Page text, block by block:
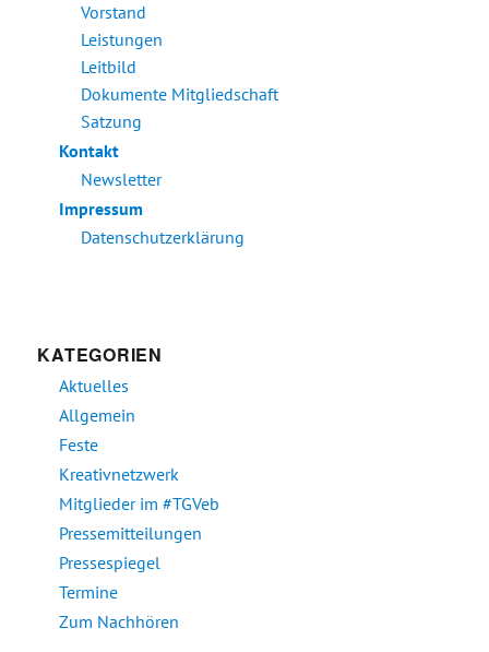
Vorstand
Leistungen
Leitbild
Dokumente Mitgliedschaft
Satzung
Kontakt
Newsletter
Impressum
Datenschutzerklärung
KATEGORIEN
Aktuelles
Allgemein
Feste
Kreativnetzwerk
Mitglieder im #TGVeb
Pressemitteilungen
Pressespiegel
Termine
Zum Nachhören